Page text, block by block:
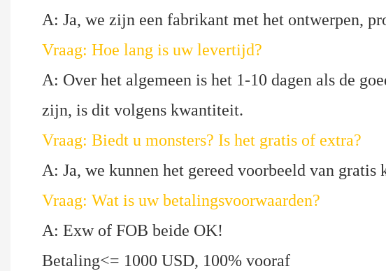
A: Ja, we zijn een fabrikant met het ontwerpen,
Vraag: Hoe lang is uw levertijd?
A: Over het algemeen is het 1-10 dagen als de
zijn, is dit volgens kwantiteit.
Vraag: Biedt u monsters? Is het gratis of extra?
A: Ja, we kunnen het gereed voorbeeld van
Vraag: Wat is uw betalingsvoorwaarden?
A: Exw of FOB beide OK!
Betaling<= 1000 USD, 100% vooraf